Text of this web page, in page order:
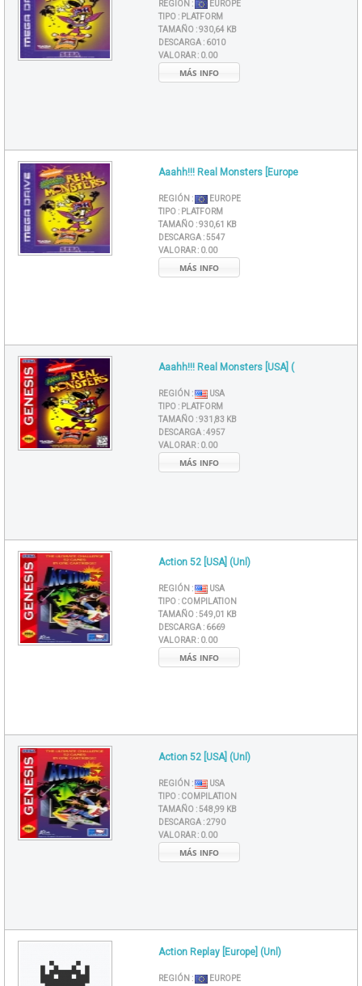
REGIÓN :
EUROPE
TIPO : PLATFORM
TAMAÑO :930,64 KB
DESCARGA : 6010
VALORAR : 0.00
MÁS INFO
Aaahh!!! Real Monsters [Europe
REGIÓN :
EUROPE
TIPO : PLATFORM
TAMAÑO :930,61 KB
DESCARGA :5547
VALORAR : 0.00
MÁS INFO
Aaahh!!! Real Monsters [USA] (
REGIÓN :
USA
TIPO : PLATFORM
TAMAÑO :931,83 KB
DESCARGA :4957
VALORAR : 0.00
MÁS INFO
Action 52 [USA] (Unl)
REGIÓN :
USA
TIPO : COMPILATION
TAMAÑO :549,01 KB
DESCARGA : 6669
VALORAR : 0.00
MÁS INFO
Action 52 [USA] (Unl)
REGIÓN :
USA
TIPO : COMPILATION
TAMAÑO :548,99 KB
DESCARGA :2790
VALORAR : 0.00
MÁS INFO
Action Replay [Europe] (Unl)
REGIÓN :
EUROPE